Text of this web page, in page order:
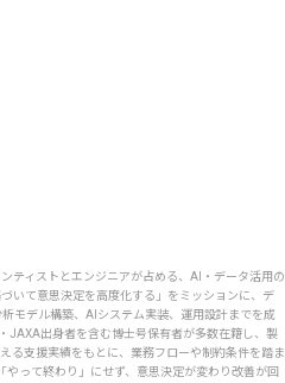
ティストとエンジニアが占める、AI・データ活用の
いて意思決定を高度化する」をミッションに、デ
モデル構築、AIシステム実装、運用設計までを成
JAXA出身者を含む博士号保有者が多数在籍し、製
る支援実績をもとに、業務フローや制約条件を踏ま
やって終わり」にせず、意思決定が変わり改善が回